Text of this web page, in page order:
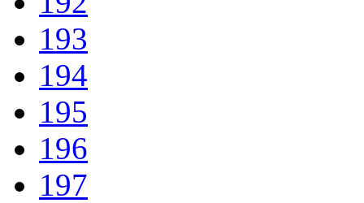
193
194
195
196
197